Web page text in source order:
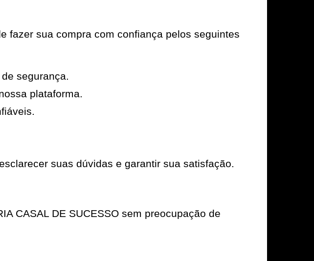
fazer sua compra com confiança pelos seguintes
segurança.
plataforma.
suas dúvidas e garantir sua satisfação.
CASAL DE SUCESSO sem preocupação de